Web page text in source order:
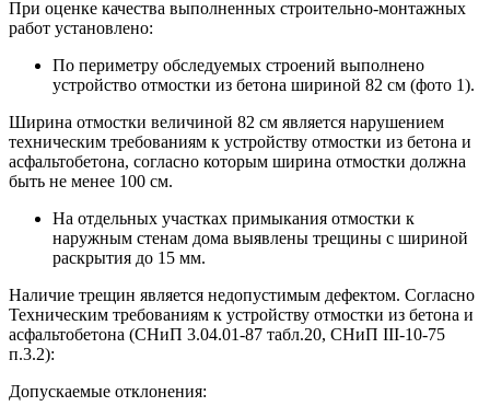
При оценке качества выполненных строительно-монтажных
работ установлено:
По периметру обследуемых строений выполнено
устройство отмостки из бетона шириной 82 см (фото 1).
Ширина отмостки величиной 82 см является нарушением
техническим требованиям к устройству отмостки из бетона и
асфальтобетона, согласно которым ширина отмостки должна
быть не менее 100 см.
На отдельных участках примыкания отмостки к
наружным стенам дома выявлены трещины с шириной
раскрытия до 15 мм.
Наличие трещин является недопустимым дефектом. Согласно
Техническим требованиям к устройству отмостки из бетона и
асфальтобетона (СНиП 3.04.01-87 табл.20, СНиП III-10-75
п.3.2):
Допускаемые отклонения: